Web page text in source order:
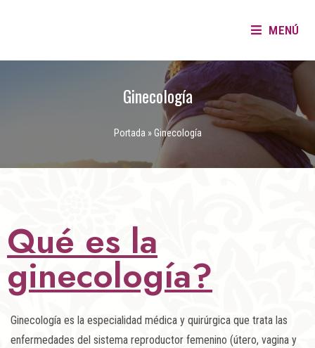
MENÚ
Ginecología
Portada »Ginecología
Qué es la
ginecología?
Ginecología es la especialidad médica y quirúrgica que trata las
enfermedades del sistema reproductor femenino (útero, vagina y